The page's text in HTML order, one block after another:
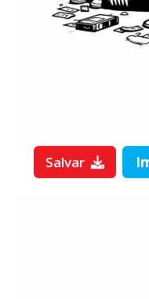
Salvar